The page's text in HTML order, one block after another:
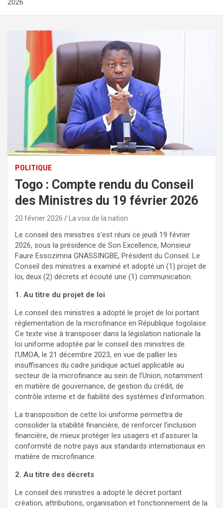
2026
POLITIQUE
Togo : Compte rendu du Conseil
des Ministres du 19 février 2026
20 février 2026 La voix de la nation
Le conseil des ministres s’est réuni ce jeudi 19 février
2026, sous la présidence de Son Excellence, Monsieur
Faure Essozimna GNASSINGBE, Président du Conseil. Le
Conseil des ministres a examiné et adopté un (1) projet de
loi, deux (2) décrets et écouté une (1) communication.
1. Au titre du projet de loi
Le conseil des ministres a adopté le projet de loi portant
réglementation de la microfinance en République togolaise.
Ce texte vise à transposer dans la législation nationale la
loi uniforme adoptée par le conseil des ministres de
l’UMOA, le 21 décembre 2023, en vue de pallier les
insuffisances du cadre juridique actuel applicable au
secteur de la microfinance au sein de l’Union, notamment
en matière de gouvernance, de gestion du crédit, de
contrôle interne et de fiabilité des systèmes d’information.
La transposition de cette loi uniforme permettra de
consolider la stabilité financière, de renforcer l’inclusion
financière, de mieux protéger les usagers et d’assurer la
conformité de notre pays aux standards internationaux en
matière de microfinance.
2. Au titre des décrets
Le conseil des ministres a adopté le décret portant
création, attributions, organisation et fonctionnement de la